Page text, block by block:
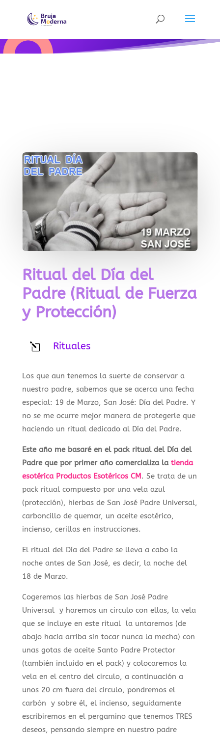
Ritual del Día del
Padre (Ritual de Fuerza
y Protección)
l Rituales
Los que aun tenemos la suerte de conservar a
nuestro padre, sabemos que se acerca una fecha
especial: 19 de Marzo, San José: Día del Padre. Y
no se me ocurre mejor manera de protegerle que
haciendo un ritual dedicado al Día del Padre.
Este año me basaré en el pack ritual del Día del
Padre que por primer año comercializa la tienda
esotérica Productos Esotéricos CM. Se trata de un
pack ritual compuesto por una vela azul
(protección), hierbas de San José Padre Universal,
carboncillo de quemar, un aceite esotérico,
incienso, cerillas en instrucciones.
El ritual del Día del Padre se lleva a cabo la
noche antes de San José, es decir, la noche del
18 de Marzo.
Cogeremos las hierbas de San José Padre
Universal y haremos un circulo con ellas, la vela
que se incluye en este ritual la untaremos (de
abajo hacia arriba sin tocar nunca la mecha) con
unas gotas de aceite Santo Padre Protector
(también incluido en el pack) y colocaremos la
vela en el centro del circulo, a continuación a
unos 20 cm fuera del circulo, pondremos el
carbón y sobre él, el incienso, seguidamente
escribiremos en el pergamino que tenemos TRES
deseos, pensando siempre en nuestro padre